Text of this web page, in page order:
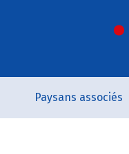
Paysans associés